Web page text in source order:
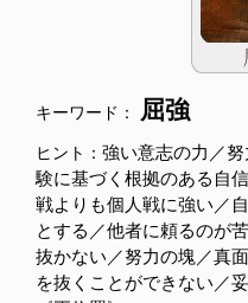
キーワード： 屈強
ヒント： 強い意志の力／
験に基づく根拠のある自
戦よりも個人戦に強い／
とする／他者に頼るのが
抜かない／努力の塊／真
を抜くことができない／